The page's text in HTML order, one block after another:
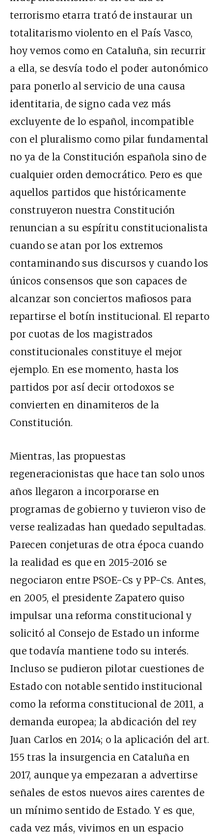
terrorismo etarra trató de instaurar un
totalitarismo violento en el País Vasco,
hoy vemos como en Cataluña, sin recurrir
a ella, se desvía todo el poder autonómico
para ponerlo al servicio de una causa
identitaria, de signo cada vez más
excluyente de lo español, incompatible
con el pluralismo como pilar fundamental
no ya de la Constitución española sino de
cualquier orden democrático. Pero es que
aquellos partidos que históricamente
construyeron nuestra Constitución
renuncian a su espíritu constitucionalista
cuando se atan por los extremos
contaminando sus discursos y cuando los
únicos consensos que son capaces de
alcanzar son conciertos mafiosos para
repartirse el botín institucional. El reparto
por cuotas de los magistrados
constitucionales constituye el mejor
ejemplo. En ese momento, hasta los
partidos por así decir ortodoxos se
convierten en dinamiteros de la
Constitución.
Mientras, las propuestas
regeneracionistas que hace tan solo unos
años llegaron a incorporarse en
programas de gobierno y tuvieron viso de
verse realizadas han quedado sepultadas.
Parecen conjeturas de otra época cuando
la realidad es que en 2015-2016 se
negociaron entre PSOE-Cs y PP-Cs. Antes,
en 2005, el presidente Zapatero quiso
impulsar una reforma constitucional y
solicitó al Consejo de Estado un informe
que todavía mantiene todo su interés.
Incluso se pudieron pilotar cuestiones de
Estado con notable sentido institucional
como la reforma constitucional de 2011, a
demanda europea; la abdicación del rey
Juan Carlos en 2014; o la aplicación del art.
155 tras la insurgencia en Cataluña en
2017, aunque ya empezaran a advertirse
señales de estos nuevos aires carentes de
un mínimo sentido de Estado. Y es que,
cada vez más, vivimos en un espacio